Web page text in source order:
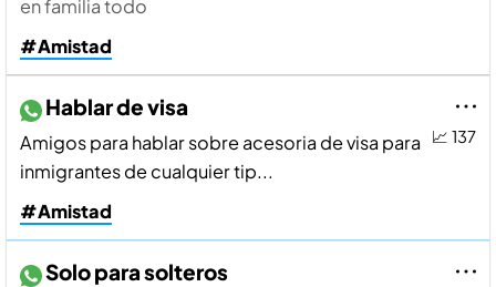
en familia todo
#Amistad
📈 137
Hablar de visa
Amigos para hablar sobre acesoria de visa para
inmigrantes de cualquier tip...
#Amistad
Solo para solteros